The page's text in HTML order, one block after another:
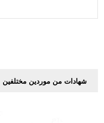
شهادات من موردين مختلفين